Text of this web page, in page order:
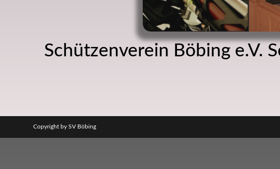
Schützenverein Böbing e.V.
Copyright by SV Böbing